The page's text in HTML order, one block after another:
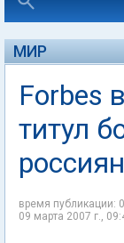
МИР
Forbes
титул
время публикации:
09 марта 2007 г.,